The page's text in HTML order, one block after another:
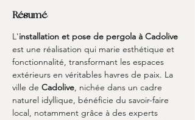
Résumé
L'installation et pose de pergola à Cadolive
est une réalisation qui marie esthétique et
fonctionnalité, transformant les espaces
extérieurs en véritables havres de paix. La
ville de Cadolive, nichée dans un cadre
naturel idyllique, bénéficie du savoir-faire
local, notamment grâce à des experts